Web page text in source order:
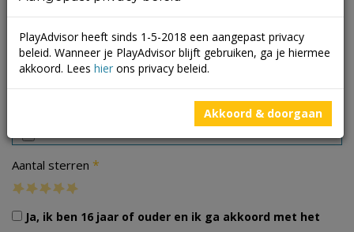
Aantal sterren *
Ja, ik ben 16 jaar of ouder en ik ga akkoord met het
PlayAdvisor heeft sinds 1-5-2018 een aangepast privacy
beleid. Wanneer je PlayAdvisor blijft gebruiken, ga je hiermee
akkoord. Lees hier ons privacy beleid.
Akkoord & doorgaan